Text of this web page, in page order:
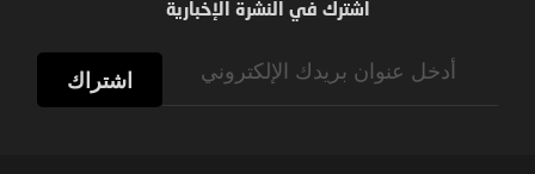
اشترك في النشرة الإخبارية
اشتراك